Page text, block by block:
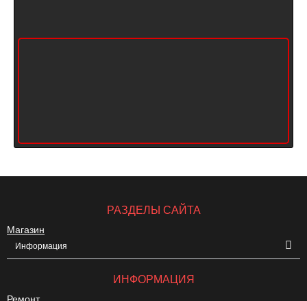
РАЗДЕЛЫ САЙТА
Магазин
Информация
ИНФОРМАЦИЯ